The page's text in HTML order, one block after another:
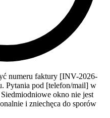
numeru faktury [INV-2026-
Pytania pod [telefon/mail] w
okno nie jest
i zniechęca do sporów